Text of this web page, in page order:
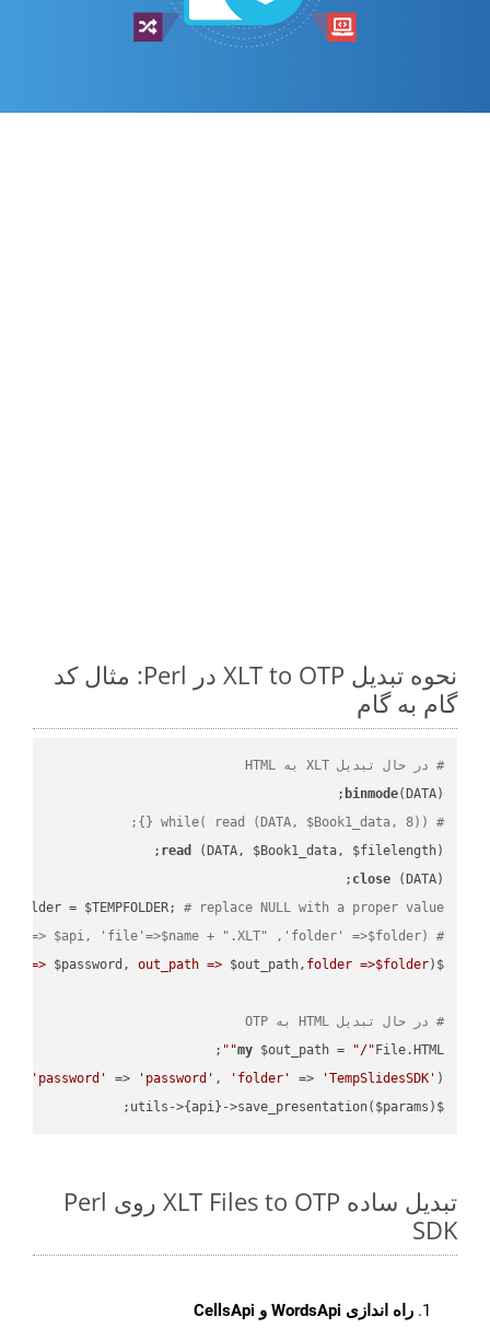
نحوه تبدیل XLT to OTP در Perl: مثال کد
گام به گام
# در حال تبدیل XLT به HTML
binmode(DATA);
# while( read (DATA, $Book1_data, 8)) {};
read
(DATA, $Book1_data, $filelength);
close (DATA);
$folder = $TEMPFOLDER; # replace NULL with a proper value
# ready_file('api'=> $api, 'file'=>$name + ".XLT" ,'folder' =>$folder) ;
$result = $api->cells_workbook_put_convert_workbook(
=> $password, out_path => $out_path, folder =>$folder
# در حال تبدیل HTML به OTP
my $out_path = "/" File.HTML
""
;
'password' => 'password' , 'folder' =>
'TempSlidesSDK'
$utils->{api}->save_presentation($params);
تبدیل ساده XLT Files to OTP روی Perl
SDK
راه اندازی WordsApi و CellsApi